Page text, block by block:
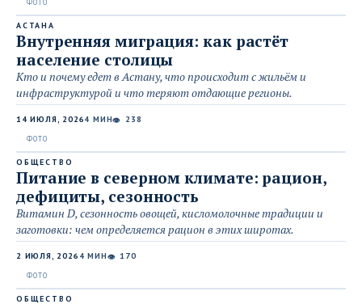
АСТАНА
Внутренняя миграция: как растёт
население столицы
Кто и почему едет в Астану, что происходит с жильём и
инфраструктурой и что теряют отдающие регионы.
14 ИЮЛЯ, 20264 МИН👁 238
ОБЩЕСТВО
Питание в северном климате: рацион,
дефициты, сезонность
Витамин D, сезонность овощей, кисломолочные традиции и
заготовки: чем определяется рацион в этих широтах.
2 ИЮЛЯ, 2026 4 МИН👁 170
ОБЩЕСТВО